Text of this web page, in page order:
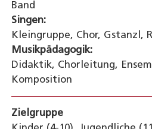
Band
Singen:
Kleingruppe, Chor, Gstanzl,
Musikpädagogik:
Didaktik, Chorleitung,
Komposition
Zielgruppe